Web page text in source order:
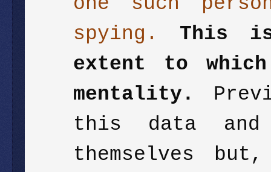
spying. This
extent to
mentality.
this data and
themselves